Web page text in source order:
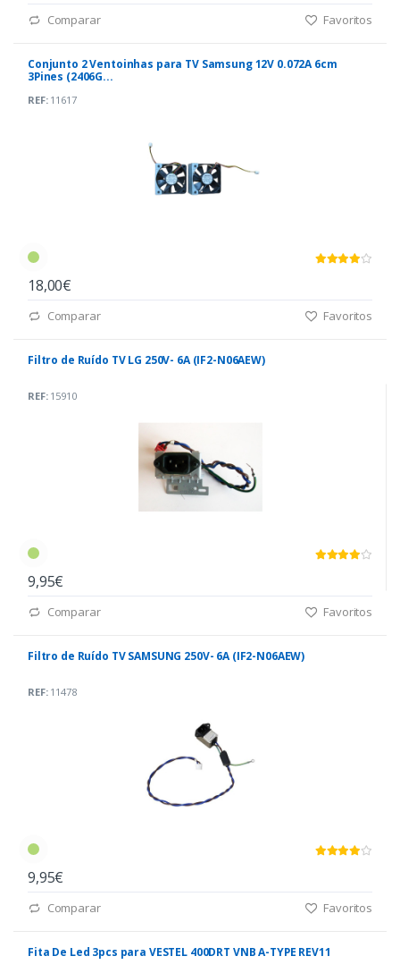
Comparar Favoritos
Conjunto 2 Ventoinhas para TV Samsung 12V 0.072A 6cm
3Pines (2406G...
REF:11617
18,00€
Comparar Favoritos
Filtro de Ruído TV LG 250V- 6A (IF2-N06AEW)
REF:15910
9,95€
Comparar Favoritos
Filtro de Ruído TV SAMSUNG 250V- 6A (IF2-N06AEW)
REF:11478
9,95€
Comparar Favoritos
Fita De Led 3pcs para VESTEL 400DRT VNB A-TYPE REV11